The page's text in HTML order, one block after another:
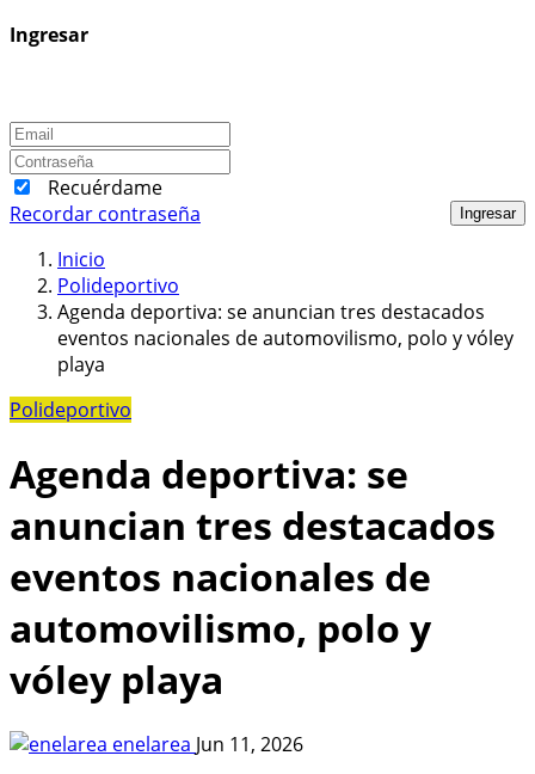
Ingresar
Recuérdame
Ingresar
Recordar contraseña
Inicio
Polideportivo
Agenda deportiva: se anuncian tres destacados
eventos nacionales de automovilismo, polo y vóley
playa
Polideportivo
Agenda deportiva: se
anuncian tres destacados
eventos nacionales de
automovilismo, polo y
vóley playa
enelarea Jun 11, 2026